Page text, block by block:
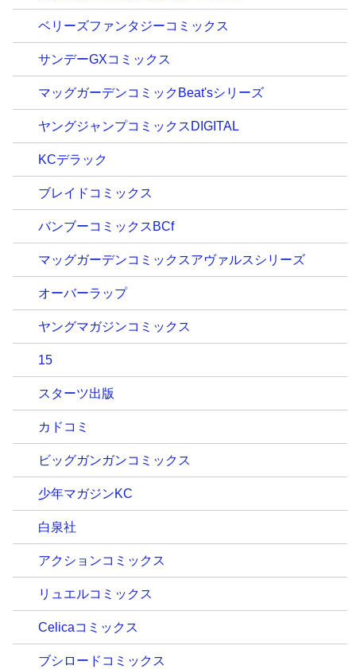
ベリーズファンタジーコミックス
サンデーGXコミックス
マッグガーデンコミックBeat'sシリーズ
ヤングジャンプコミックスDIGITAL
KCデラック
ブレイドコミックス
バンブーコミックスBCf
マッグガーデンコミックスアヴァルスシリーズ
オーバーラップ
ヤングマガジンコミックス
15
スターツ出版
カドコミ
ビッグガンガンコミックス
少年マガジンKC
白泉社
アクションコミックス
リュエルコミックス
Celicaコミックス
ブシロードコミックス